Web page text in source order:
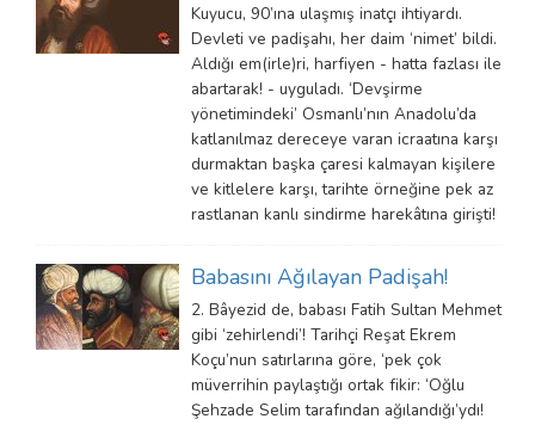
Kuyucu, 90’ına ulaşmış inatçı ihtiyardı.
Devleti ve padişahı, her daim ‘nimet’ bildi.
Aldığı em(irle)ri, harfiyen - hatta fazlası ile
abartarak! - uyguladı. ‘Devşirme
yönetimindeki’ Osmanlı’nın Anadolu’da
katlanılmaz dereceye varan icraatına karşı
durmaktan başka çaresi kalmayan kişilere
ve kitlelere karşı, tarihte örneğine pek az
rastlanan kanlı sindirme harekâtına girişti!
Babasını Ağılayan Padişah!
2. Bâyezid de, babası Fatih Sultan Mehmet
gibi ‘zehirlendi’! Tarihçi Reşat Ekrem
Koçu’nun satırlarına göre, ‘pek çok
müverrihin paylaştığı ortak fikir: ‘Oğlu
Şehzade Selim tarafından ağılandığı’ydı!